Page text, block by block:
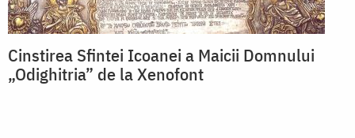
Cinstirea Sfintei Icoanei a Maicii Domnului
„Odighitria” de la Xenofont